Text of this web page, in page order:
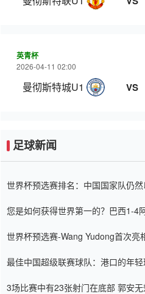
英青杯
2026-04-11 02:00
曼彻斯特城U18 VS
足球新闻
世界杯预选赛排名：中国国家队仍
您是如何获得世界第一的？巴西1-4
世界杯预选赛-Wang Yudong首次亮
最佳中国超级联赛球队：港口的年
3场比赛中有23张射门在底部 郭安